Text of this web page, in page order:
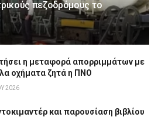
πεζοδρόμους το
η μεταφορά απορριμμάτων με
οχήματα ζητά η ΠΝΟ
2026
και παρουσίαση βιβλίου